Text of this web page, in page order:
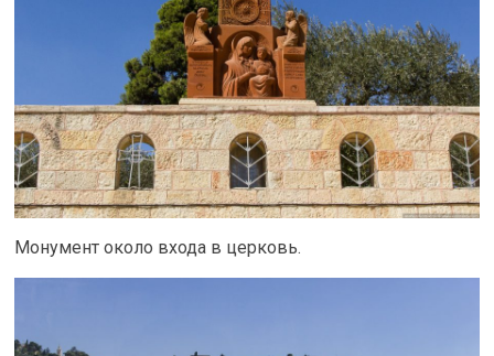
Монумент около входа в церковь.